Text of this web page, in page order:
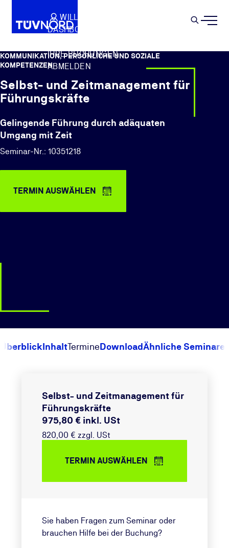
Springe zum Hauptinhalt
WILLKOMMEN
DASHBOARD
IHRE BUCHUNGEN
ABMELDEN
KOMMUNIKATION, PERSÖNLICHE UND SOZIALE
KOMPETENZEN
Selbst- und Zeitmanagement für
Führungskräfte
Gelingende Führung durch adäquaten
Umgang mit Zeit
Seminar-Nr.: 10351218
TERMIN AUSWÄHLEN
ÜberblickInhaltTermineDownloadÄhnliche Seminare
Selbst- und Zeitmanagement für
Führungskräfte
975,80 € inkl. USt
820,00 € zzgl. USt
TERMIN AUSWÄHLEN
Sie haben Fragen zum Seminar oder
brauchen Hilfe bei der Buchung?